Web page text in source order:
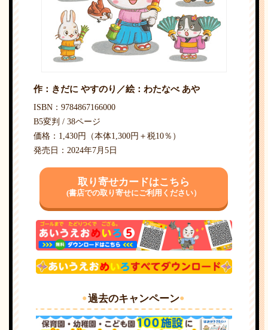
作：きだに やすのり／絵：わたなべ あや
ISBN：9784867166000
B5変判 / 38ページ
価格：1,430円（本体1,300円＋税10％）
発売日：2024年7月5日
取り寄せカードはこちら
(書店での取り寄せにご利用ください）
過去のキャンペーン